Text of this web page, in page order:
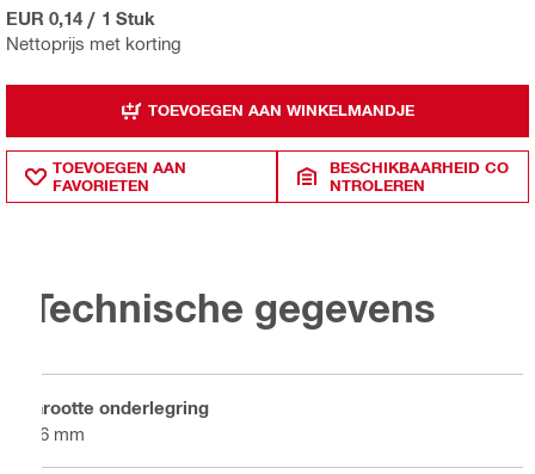
Nettoprijs met korting
EUR 0,14 / 1 Stuk
TOEVOEGEN AAN WINKELMANDJE
TOEVOEGEN AAN
FAVORIETEN
BESCHIKBAARHEID CO
NTROLEREN
Technische gegevens
Grootte onderlegring
16 mm